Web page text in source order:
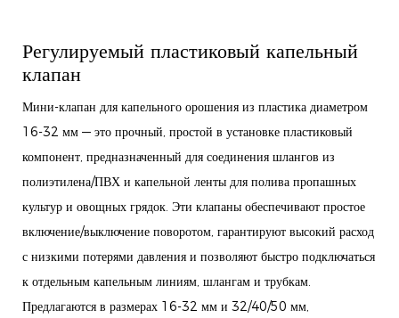
Регулируемый пластиковый капельный
клапан
Мини-клапан для капельного орошения из пластика диаметром
16-32 мм — это прочный, простой в установке пластиковый
компонент, предназначенный для соединения шлангов из
полиэтилена/ПВХ и капельной ленты для полива пропашных
культур и овощных грядок. Эти клапаны обеспечивают простое
включение/выключение поворотом, гарантируют высокий расход
с низкими потерями давления и позволяют быстро подключаться
к отдельным капельным линиям, шлангам и трубкам.
Предлагаются в размерах 16-32 мм и 32/40/50 мм,